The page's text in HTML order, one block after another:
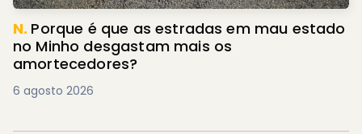
N. Porque é que as estradas em mau estado
no Minho desgastam mais os
amortecedores?
6 agosto 2026